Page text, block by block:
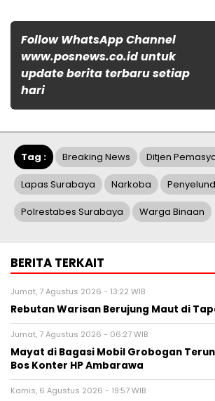
Follow WhatsApp Channel
www.posnews.co.id untuk
update berita terbaru setiap
hari
Tag : Breaking News Ditjen
Lapas Surabaya Narkoba
Polrestabes Surabaya Warga Binaan
BERITA TERKAIT
Jumat, 7 Agustus 2026 - 13:22 WIB
Rebutan Warisan Berujung Maut di
Jumat, 7 Agustus 2026 - 06:27 WIB
Mayat di Bagasi Mobil Grobogan
Bos Konter HP Ambarawa
Kamis, 6 Agustus 2026 - 19:57 WIB